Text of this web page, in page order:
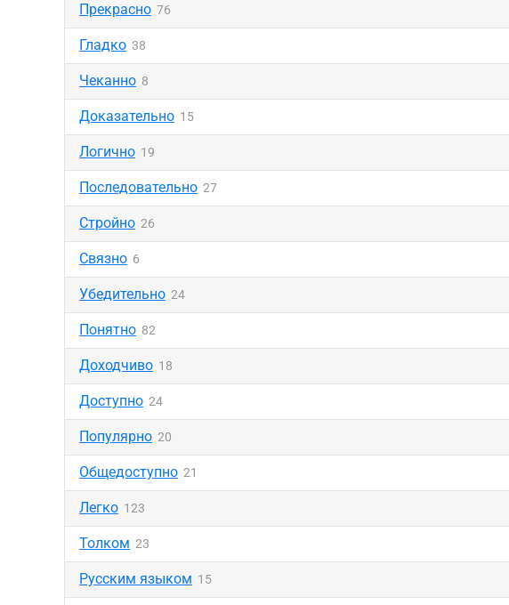
Прекрасно 76
Гладко 38
Чеканно 8
Доказательно 15
Логично 19
Последовательно 27
Стройно 26
Связно 6
Убедительно 24
Понятно 82
Доходчиво 18
Доступно 24
Популярно 20
Общедоступно 21
Легко 123
Толком 23
Русским языком 15